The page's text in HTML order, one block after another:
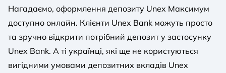
Нагадаємо, оформлення депозиту Unex Максимум
доступно онлайн. Клієнти Unex Bank можуть просто
та зручно відкрити потрібний депозит у застосунку
Unex Bank. А ті українці, які ще не користуються
вигідними умовами депозитних вкладів Unex